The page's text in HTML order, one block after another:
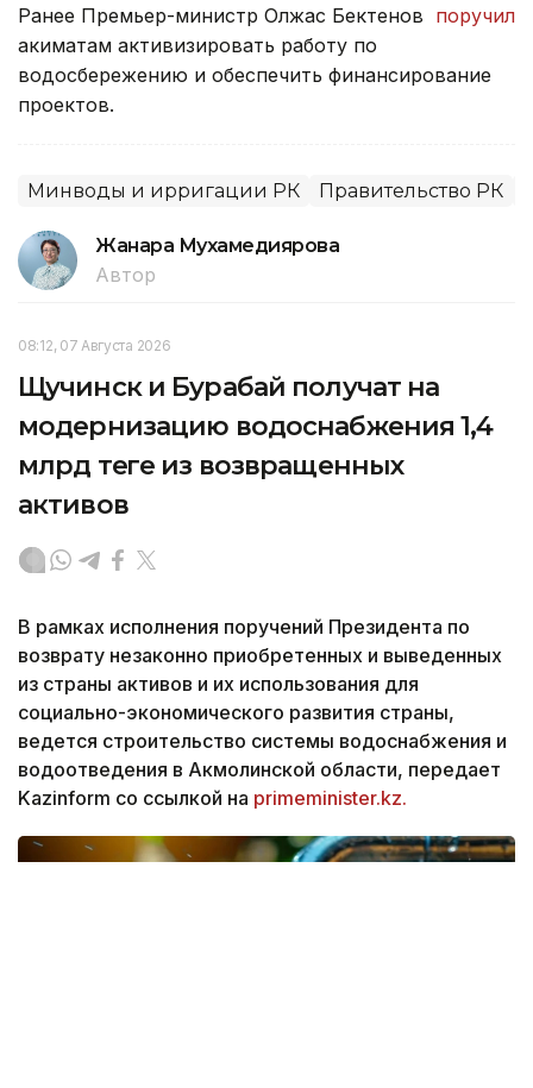
Ранее Премьер-министр Олжас Бектенов поручил
акиматам активизировать работу по
водосбережению и обеспечить финансирование
проектов.
Минводы и ирригации РК Правительство РК
Жанара Мухамедиярова
Автор
08:12, 07 Августа 2026
Щучинск и Бурабай получат на
модернизацию водоснабжения 1,4
млрд теңге из возвращенных
активов
В рамках исполнения поручений Президента по
возврату незаконно приобретенных и выведенных
из страны активов и их использования для
социально-экономического развития страны,
ведется строительство системы водоснабжения и
водоотведения в Акмолинской области, передает
Kazinform со ссылкой на primeminister.kz.